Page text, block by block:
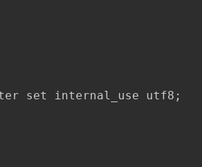
set internal_use utf8;